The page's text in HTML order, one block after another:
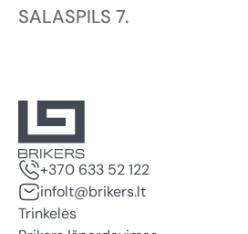
SALASPILS 7.
+370 633 52 122
infolt@brikers.lt
Trinkelės